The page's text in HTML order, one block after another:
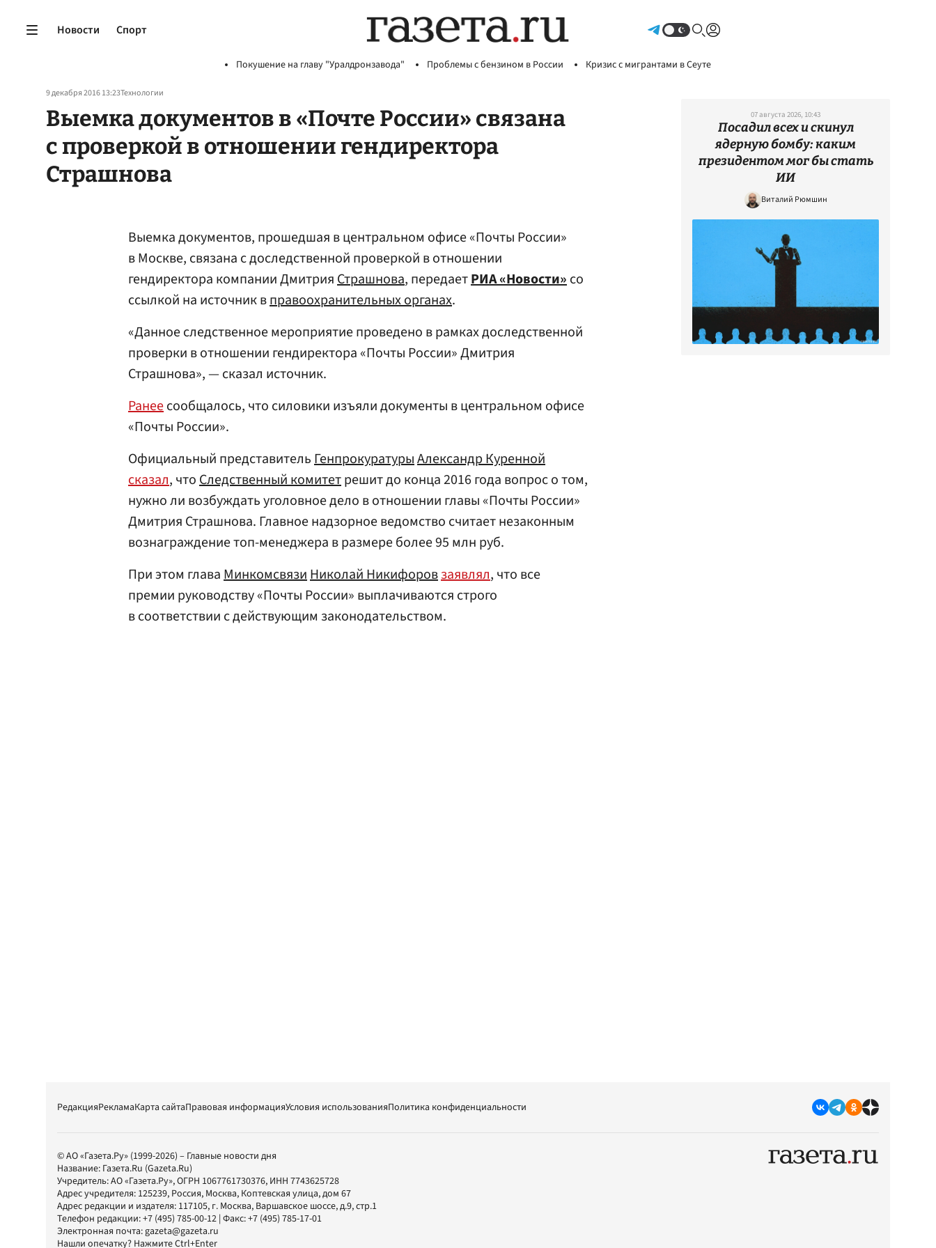
Новости Спорт
Покушение на главу "Уралдронзавода" Проблемы с бензином в России Кризис с мигрантами в Сеуте
9 декабря 2016 13:23Технологии
Выемка документов в «Почте России» связана
с проверкой в отношении гендиректора
Страшнова
Выемка документов, прошедшая в центральном офисе «Почты России»
в Москве, связана с доследственной проверкой в отношении
гендиректора компании ДмитрияСтрашнова, передаетРИА «Новости»со
ссылкой на источник вправоохранительных органах.
«Данное следственное мероприятие проведено в рамках доследственной
проверки в отношении гендиректора «Почты России» Дмитрия
Страшнова», — сказал источник.
Ранеесообщалось, что силовики изъяли документы в центральном офисе
«Почты России».
Официальный представительГенпрокуратурыАлександр Куренной
сказал, чтоСледственный комитетрешит до конца 2016 года вопрос о том,
нужно ли возбуждать уголовное дело в отношении главы «Почты России»
Дмитрия Страшнова. Главное надзорное ведомство считает незаконным
вознаграждение топ-менеджера в размере более 95 млн руб.
При этом главаМинкомсвязиНиколай Никифоровзаявлял, что все
премии руководству «Почты России» выплачиваются строго
в соответствии с действующим законодательством.
07 августа 2026, 10:43
Посадил всех и скинул
ядерную бомбу: каким
президентом мог бы стать
ИИ
Виталий Рюмшин
РедакцияРекламаКарта сайтаПравовая информацияУсловия использованияПолитика конфиденциальности
© АО «Газета.Ру» (1999-2026) – Главные новости дня
Название: Газета.Ru (Gazeta.Ru)
Учредитель:АО «Газета.Ру», ОГРН 1067761730376, ИНН 7743625728
Адрес учредителя: 125239, Россия, Москва, Коптевская улица, дом 67
Адрес редакции и издателя: 117105, г. Москва, Варшавское шоссе, д.9, стр.1
Телефон редакции:+7 (495) 785-00-12 | Факс:+7 (495) 785-17-01
Электронная почта:gazeta@gazeta.ru
Нашли опечатку? Нажмите Ctrl+Enter